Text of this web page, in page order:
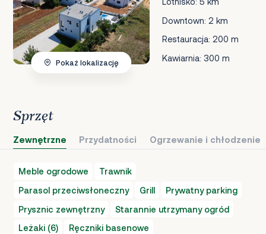
Downtown: 2 km
Restauracja: 200 m
Kawiarnia: 300 m
Pokaż lokalizację
Sprzęt
Zewnętrzne Przydatności Ogrzewanie i chłodzenie
Meble ogrodowe
Trawnik
Parasol przeciwsłoneczny
Grill
Prywatny parking
Prysznic zewnętrzny
Starannie utrzymany ogród
Leżaki (6)
Ręczniki basenowe